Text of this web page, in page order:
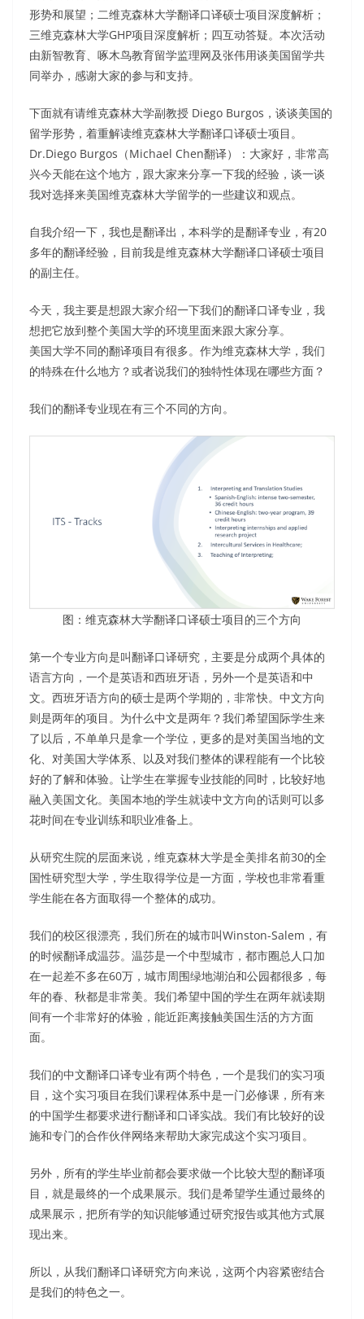
形势和展望；二维克森林大学翻译口译硕士项目深度解析；
三维克森林大学GHP项目深度解析；四互动答疑。本次活动
由新智教育、啄木鸟教育留学监理网及张伟用谈美国留学共
同举办，感谢大家的参与和支持。
下面就有请维克森林大学副教授 Diego Burgos，谈谈美国的
留学形势，着重解读维克森林大学翻译口译硕士项目。
Dr.Diego Burgos（Michael Chen翻译）：大家好，非常高
兴今天能在这个地方，跟大家来分享一下我的经验，谈一谈
我对选择来美国维克森林大学留学的一些建议和观点。
自我介绍一下，我也是翻译出，本科学的是翻译专业，有20
多年的翻译经验，目前我是维克森林大学翻译口译硕士项目
的副主任。
今天，我主要是想跟大家介绍一下我们的翻译口译专业，我
想把它放到整个美国大学的环境里面来跟大家分享。
美国大学不同的翻译项目有很多。作为维克森林大学，我们
的特殊在什么地方？或者说我们的独特性体现在哪些方面？
我们的翻译专业现在有三个不同的方向。
图：维克森林大学翻译口译硕士项目的三个方向
第一个专业方向是叫翻译口译研究，主要是分成两个具体的
语言方向，一个是英语和西班牙语，另外一个是英语和中
文。西班牙语方向的硕士是两个学期的，非常快。中文方向
则是两年的项目。为什么中文是两年？我们希望国际学生来
了以后，不单单只是拿一个学位，更多的是对美国当地的文
化、对美国大学体系、以及对我们整体的课程能有一个比较
好的了解和体验。让学生在掌握专业技能的同时，比较好地
融入美国文化。美国本地的学生就读中文方向的话则可以多
花时间在专业训练和职业准备上。
从研究生院的层面来说，维克森林大学是全美排名前30的全
国性研究型大学，学生取得学位是一方面，学校也非常看重
学生能在各方面取得一个整体的成功。
我们的校区很漂亮，我们所在的城市叫Winston-Salem，有
的时候翻译成温莎。温莎是一个中型城市，都市圈总人口加
在一起差不多在60万，城市周围绿地湖泊和公园都很多，每
年的春、秋都是非常美。我们希望中国的学生在两年就读期
间有一个非常好的体验，能近距离接触美国生活的方方面
面。
我们的中文翻译口译专业有两个特色，一个是我们的实习项
目，这个实习项目在我们课程体系中是一门必修课，所有来
的中国学生都要求进行翻译和口译实战。我们有比较好的设
施和专门的合作伙伴网络来帮助大家完成这个实习项目。
另外，所有的学生毕业前都会要求做一个比较大型的翻译项
目，就是最终的一个成果展示。我们是希望学生通过最终的
成果展示，把所有学的知识能够通过研究报告或其他方式展
现出来。
所以，从我们翻译口译研究方向来说，这两个内容紧密结合
是我们的特色之一。